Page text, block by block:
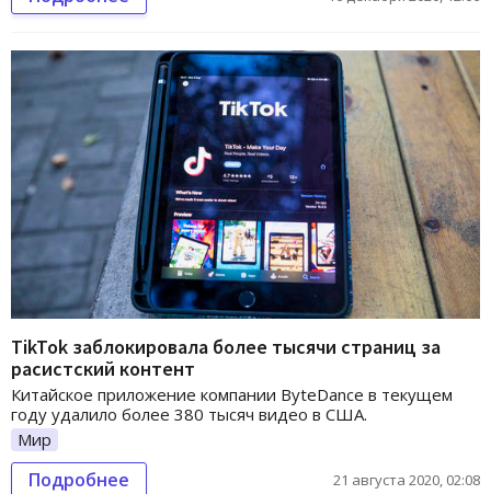
TikTok заблокировала более тысячи страниц за
расистский контент
Китайское приложение компании ByteDance в текущем
году удалило более 380 тысяч видео в США.
Мир
Подробнее 21 августа 2020, 02:08